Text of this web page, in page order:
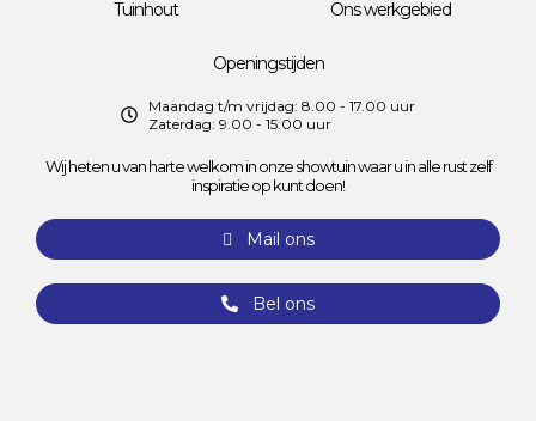
Tuinhout
Ons werkgebied
Openingstijden
Maandag t/m vrijdag: 8.00 - 17.00 uur
Zaterdag: 9.00 - 15:00 uur
Wij heten u van harte welkom in onze showtuin waar u in alle rust zelf
inspiratie op kunt doen!
Mail ons
Bel ons